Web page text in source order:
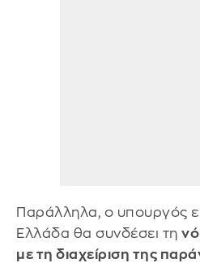
Παράλληλα, ο υπουργός
Ελλάδα θα συνδέσει τη
με τη διαχείριση της